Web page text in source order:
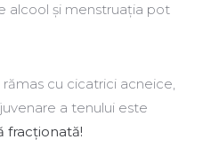
alcool și menstruația pot
cu cicatrici acneice,
a tenului este
fracționată!